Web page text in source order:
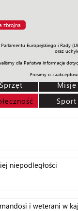
zbrojna
Europejskiego i Rady
oraz
dla Państwa informacje
Prosimy o
Prawo Świat
Misje
Sport
niepodległości
i weterani w